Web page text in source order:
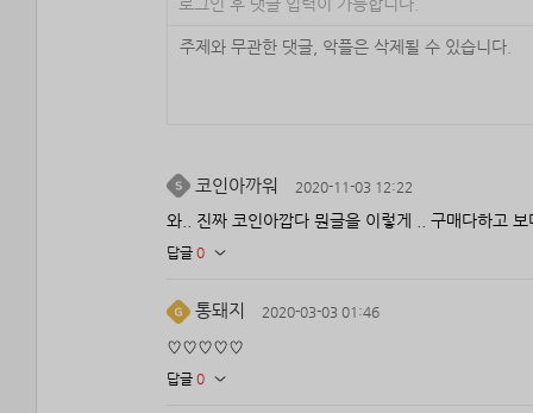
코인아까워 2020-11-03 12:22
와.. 진짜 코인아깝다 뭔글을 이렇게 .. 구매다하고
답글 0
통돼지 2020-03-03 01:46
♡♡♡♡♡
답글 0